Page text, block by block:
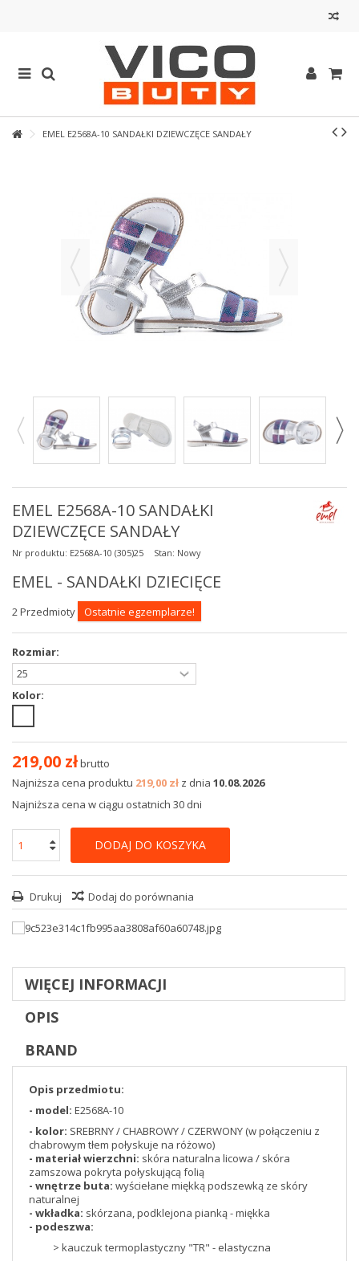
EMEL E2568A-10 SANDAŁKI DZIEWCZĘCE SANDAŁY
EMEL E2568A-10 SANDAŁKI
DZIEWCZĘCE SANDAŁY
Nr produktu: E2568A-10 (305)25 Stan: Nowy
EMEL - SANDAŁKI DZIECIĘCE
2Przedmioty Ostatnie egzemplarze!
Rozmiar:
Kolor:
219,00 złbrutto
Najniższa cena produktu 219,00 zł z dnia 10.08.2026
Najniższa cena w ciągu ostatnich 30 dni
DODAJ DO KOSZYKA
Drukuj Dodaj do porównania
WIĘCEJ INFORMACJI
OPIS
BRAND
Opis przedmiotu:
- model: E2568A-10
- kolor: SREBRNY / CHABROWY / CZERWONY (w połączeniu z
chabrowym tłem połyskuje na różowo)
- materiał wierzchni: skóra naturalna licowa / skóra
zamszowa pokryta połyskującą folią
- wnętrze buta: wyściełane miękką podszewką ze skóry
naturalnej
- wkładka: skórzana, podklejona pianką - miękka
- podeszwa:
> kauczuk termoplastyczny "TR" - elastyczna